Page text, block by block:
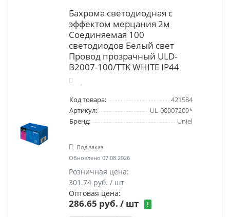
Бахрома светодиодная с
эффектом мерцания 2м
Соединяемая 100
светодиодов Белый свет
Провод прозрачный ULD-
B2007-100/TTK WHITE IP44
Код товара:
421584
Артикул:
UL-00007209*
Бренд:
Uniel
Под заказ
Обновлено 07.08.2026
Розничная цена:
301.74 руб. / шт
Оптовая цена:
286.65 руб. / шт !